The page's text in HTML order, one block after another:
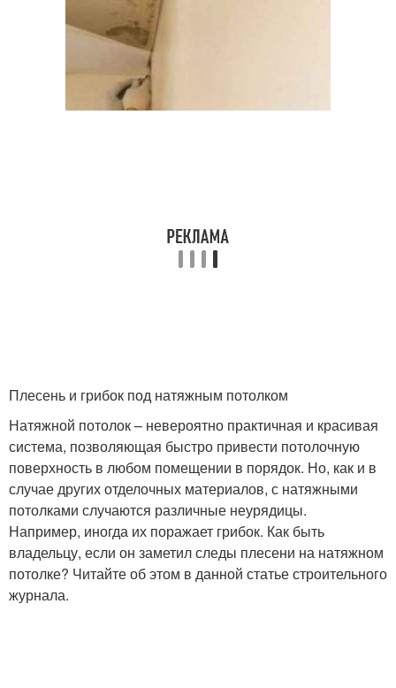
Плесень и грибок под натяжным потолком
Натяжной потолок – невероятно практичная и красивая
система, позволяющая быстро привести потолочную
поверхность в любом помещении в порядок. Но, как и в
случае других отделочных материалов, с натяжными
потолками случаются различные неурядицы.
Например, иногда их поражает грибок. Как быть
владельцу, если он заметил следы плесени на натяжном
потолке? Читайте об этом в данной статье строительного
журнала.